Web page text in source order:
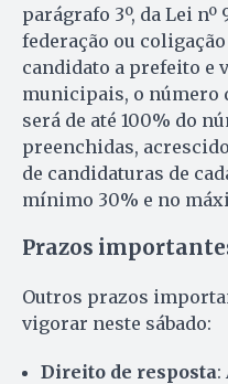
parágrafo 3º, da Lei nº
federação ou
candidato a prefeito e
municipais, o número
será de até 100% do
preenchidas,
de candidaturas de
mínimo 30% e no
Prazos
Outros prazos
vigorar neste sábado:
Direito de resposta: